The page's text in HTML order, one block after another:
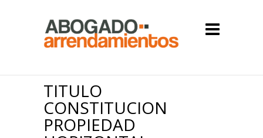
TITULO
CONSTITUCION
PROPIEDAD